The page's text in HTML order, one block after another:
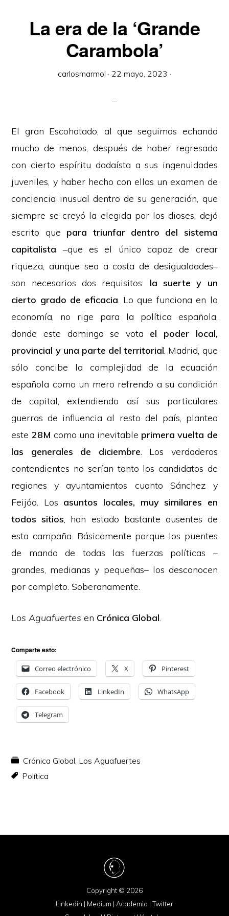
La era de la ‘Grande
Carambola’
carlosmarmol · 22 mayo, 2023 ·
El gran Escohotado, al que seguimos echando
mucho de menos, después de haber regresado
con cierto espíritu dadaísta a sus ingenuidades
juveniles, y haber hecho con ellas un examen de
conciencia inusual dentro de su generación, que
siempre se creyó la elegida por los dioses, dejó
escrito que para triunfar dentro del sistema
capitalista –que es el único capaz de crear
riqueza, aunque sea a costa de desigualdades–
son necesarios dos requisitos: la suerte y un
cierto grado de eficacia. Lo que funciona en la
economía, no rige para la política española,
donde este domingo se vota el poder local,
provincial y una parte del territorial. Madrid, que
sólo concibe la complejidad de la ecuación
española como un mero refrendo a su condición
de capital, extendiendo así sus particulares
guerras de influencia al resto del país, plantea
este 28M como una inevitable primera vuelta de
las generales de diciembre. Los verdaderos
contendientes no serían tanto los candidatos de
regiones y ayuntamientos cuanto Sánchez y
Feijóo. Los asuntos locales, muy similares en
todos sitios, han estado bastante ausentes de
esta campaña. Básicamente porque los puentes
de mando de todas las fuerzas políticas –
grandes, medianas y pequeñas– los desconocen
por completo. Soberanamente.
Los Aguafuertes en Crónica Global.
Comparte esto:
Correo electrónico X Pinterest
Facebook LinkedIn WhatsApp
Telegram
Crónica Global, Los Aguafuertes
Política
Copyright © 2026
Linkedin | Medium | Academia |Twitter